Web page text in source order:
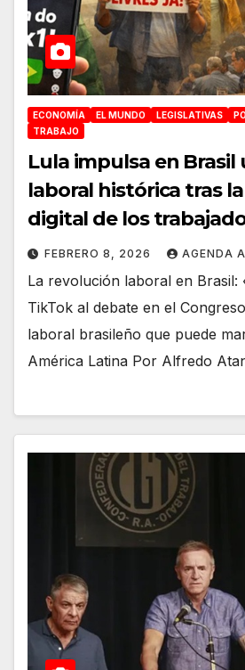
ECONOMÍA EL MUNDO LEGISLATIVAS
TRABAJO
Lula impulsa en
laboral histórica tras
digital de los
FEBRERO 8, 2026 AGENDA
La revolución laboral en Brasil:
TikTok al debate en el
laboral brasileño que puede
América Latina Por Alfredo